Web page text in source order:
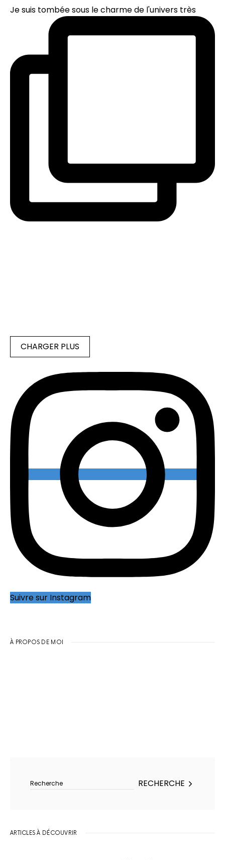
Je suis tombée sous le charme de l'univers très
CHARGER PLUS
Suivre sur Instagram
À PROPOS DE MOI
RECHERCHE
ARTICLES À DÉCOUVRIR